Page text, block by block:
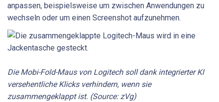
anpassen, beispielsweise um zwischen Anwendungen zu
wechseln oder um einen Screenshot aufzunehmen.
Die Mobi-Fold-Maus von Logitech soll dank integrierter KI
versehentliche Klicks verhindern, wenn sie
zusammengeklappt ist. (Source: zVg)